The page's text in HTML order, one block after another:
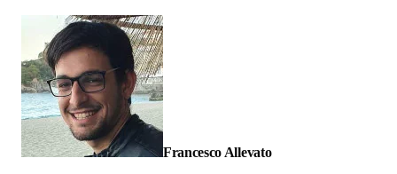
Francesco Allevato